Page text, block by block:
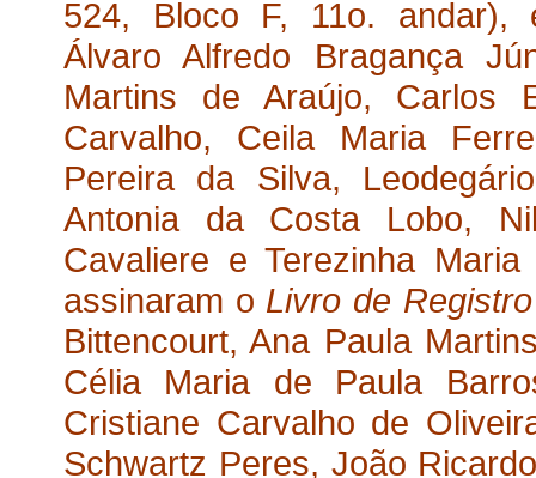
524, Bloco F, 11o. andar),
Álvaro Alfredo Bragança
Martins de Araújo, Carlos
Carvalho, Ceila Maria
Pereira da Silva,
Antonia da Costa Lobo,
Cavaliere e Terezinha
assinaram o Livro de
Bittencourt, Ana Paula
Célia Maria de Paula
Cristiane Carvalho de
Schwartz Peres, João